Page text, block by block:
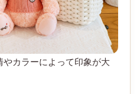
やカラーによって印象が大